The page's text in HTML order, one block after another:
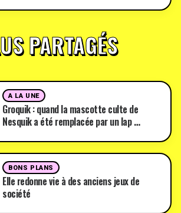
PARTAGÉS
A LA UNE
Groquik : quand la mascotte culte de
Nesquik a été remplacée par un lap …
BONS PLANS
Elle redonne vie à des anciens jeux de
société